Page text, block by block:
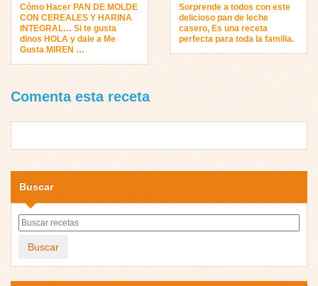
Cómo Hacer PAN DE MOLDE
CON CEREALES Y HARINA
INTEGRAL… Si te gusta
dinos HOLA y dale a Me
Gusta MIREN …
Sorprende a todos con este
delicioso pan de leche
casero, Es una receta
perfecta para toda la familia.
Comenta esta receta
Buscar
Buscar